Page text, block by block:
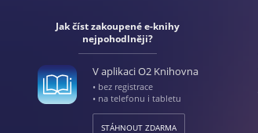
Jak číst zakoupené e-knihy
nejpohodlněji?
V aplikaci O2 Knihovna
• bez registrace
• na telefonu i tabletu
STÁHNOUT ZDARMA